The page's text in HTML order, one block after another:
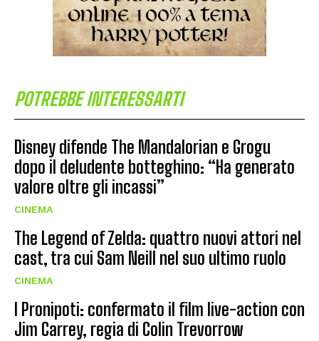
POTREBBE INTERESSARTI
Disney difende The Mandalorian e Grogu
dopo il deludente botteghino: “Ha generato
valore oltre gli incassi”
CINEMA
The Legend of Zelda: quattro nuovi attori nel
cast, tra cui Sam Neill nel suo ultimo ruolo
CINEMA
I Pronipoti: confermato il film live-action con
Jim Carrey, regia di Colin Trevorrow